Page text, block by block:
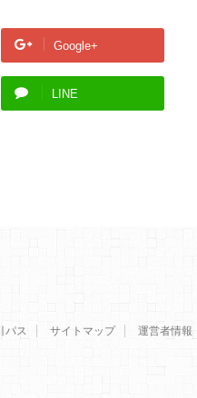
Google+
LINE
パス サイトマップ 運営者情報